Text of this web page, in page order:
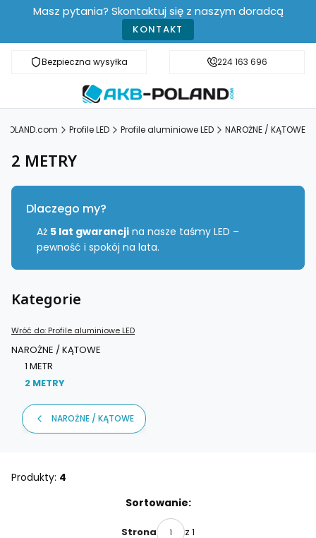
Masz pytania? Skontaktuj się z naszym doradcą
KONTAKT
Bezpieczna wysyłka Darmowa dostawa od 499 zł
224 163 696
POLAND.com Profile LED Profile aluminiowe LED NAROŻNE / KĄTOWE
2 METRY
Dlaczego my?
Aż 5 lat gwarancji na nasze taśmy LED –
pewność i spokój na lata.
Kategorie
Wróć do: Profile aluminiowe LED
NAROŻNE / KĄTOWE
1 METR
2 METRY
Koniec menu
NAROŻNE / KĄTOWE
Produkty: 4
Sortowanie:
Strona z 1